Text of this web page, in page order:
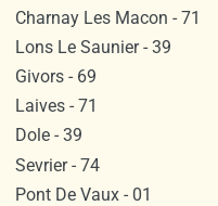
Charnay Les Macon - 71
Lons Le Saunier - 39
Givors - 69
Laives - 71
Dole - 39
Sevrier - 74
Pont De Vaux - 01